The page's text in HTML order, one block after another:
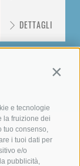
e tecnologie
la fruizione dei
tuo consenso,
i tuoi dati per
e/o
pubblicità,
DETTAGLI